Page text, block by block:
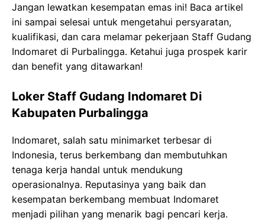
Jangan lewatkan kesempatan emas ini! Baca artikel
ini sampai selesai untuk mengetahui persyaratan,
kualifikasi, dan cara melamar pekerjaan Staff Gudang
Indomaret di Purbalingga. Ketahui juga prospek karir
dan benefit yang ditawarkan!
Loker Staff Gudang Indomaret Di
Kabupaten Purbalingga
Indomaret, salah satu minimarket terbesar di
Indonesia, terus berkembang dan membutuhkan
tenaga kerja handal untuk mendukung
operasionalnya. Reputasinya yang baik dan
kesempatan berkembang membuat Indomaret
menjadi pilihan yang menarik bagi pencari kerja.